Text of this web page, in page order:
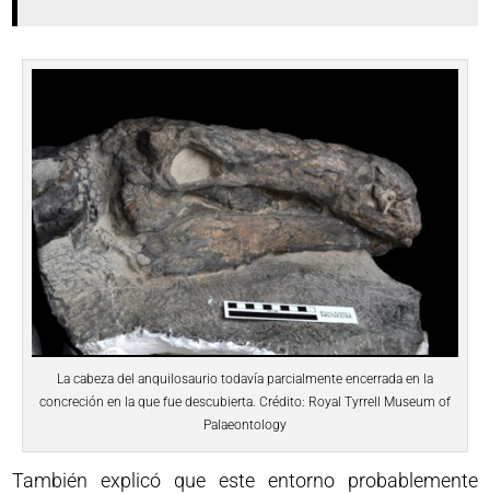
La cabeza del anquilosaurio todavía parcialmente encerrada en la
concreción en la que fue descubierta. Crédito: Royal Tyrrell Museum of
Palaeontology
También explicó que este entorno probablemente